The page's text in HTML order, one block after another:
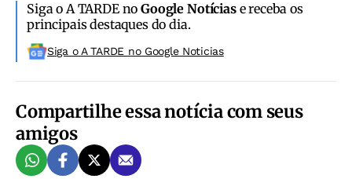
Siga o A TARDE noGoogle Notíciase receba os
principais destaques do dia.
Siga o A TARDE no Google Noticias
Compartilhe essa notícia com seus
amigos